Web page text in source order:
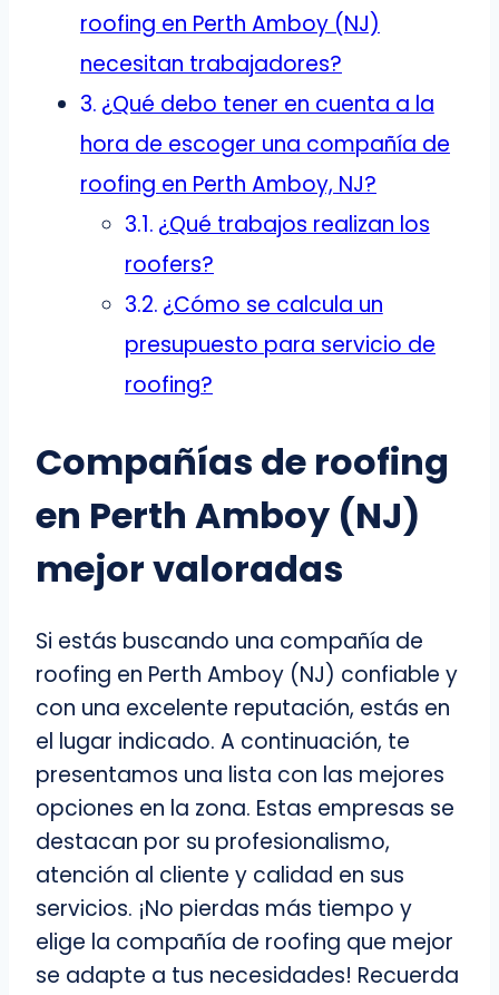
roofing en Perth Amboy (NJ)
necesitan trabajadores?
¿Qué debo tener en cuenta a la
hora de escoger una compañía de
roofing en Perth Amboy, NJ?
¿Qué trabajos realizan los
roofers?
¿Cómo se calcula un
presupuesto para servicio de
roofing?
Compañías de roofing
en Perth Amboy (NJ)
mejor valoradas
Si estás buscando una compañía de
roofing en Perth Amboy (NJ) confiable y
con una excelente reputación, estás en
el lugar indicado. A continuación, te
presentamos una lista con las mejores
opciones en la zona. Estas empresas se
destacan por su profesionalismo,
atención al cliente y calidad en sus
servicios. ¡No pierdas más tiempo y
elige la compañía de roofing que mejor
se adapte a tus necesidades! Recuerda